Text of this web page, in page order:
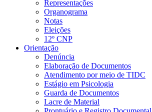
Representações
Organograma
Notas
Eleições
12º CNP
Orientação
Denúncia
Elaboração de Documentos
Atendimento por meio de TIDC
Estágio em Psicologia
Guarda de Documentos
Lacre de Material